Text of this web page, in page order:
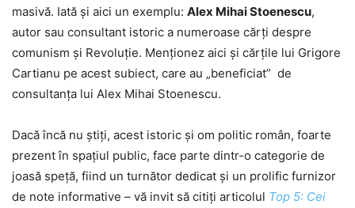
masivă. Iată și aici un exemplu: Alex Mihai Stoenescu,
autor sau consultant istoric a numeroase cărți despre
comunism și Revoluție. Menționez aici și cărțile lui Grigore
Cartianu pe acest subiect, care au „beneficiat” de
consultanța lui Alex Mihai Stoenescu.
Dacă încă nu știți, acest istoric și om politic român, foarte
prezent în spațiul public, face parte dintr-o categorie de
joasă speță, fiind un turnător dedicat și un prolific furnizor
de note informative – vă invit să citiți articolul Top 5: Cei